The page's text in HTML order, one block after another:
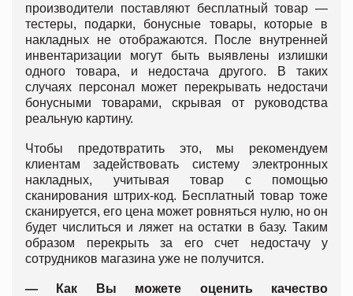
производители поставляют бесплатный товар —
тестеры, подарки, бонусные товары, которые в
накладных не отображаются. После внутренней
инвентаризации могут быть выявлены излишки
одного товара, и недостача другого. В таких
случаях персонал может перекрывать недостачи
бонусными товарами, скрывая от руководства
реальную картину.
Чтобы предотвратить это, мы рекомендуем
клиентам задействовать систему электронных
накладных, учитывая товар с помощью
сканирования штрих-код. Бесплатный товар тоже
сканируется, его цена может ровняться нулю, но он
будет числиться и ляжет на остатки в базу. Таким
образом перекрыть за его счет недостачу у
сотрудников магазина уже не получится.
— Как Вы можете оценить качество